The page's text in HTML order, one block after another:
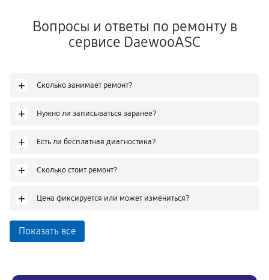
Вопросы и ответы по ремонту в
сервисе DaewooASC
+ Сколько занимает ремонт?
+ Нужно ли записываться заранее?
+ Есть ли бесплатная диагностика?
+ Сколько стоит ремонт?
+ Цена фиксируется или может измениться?
Показать все